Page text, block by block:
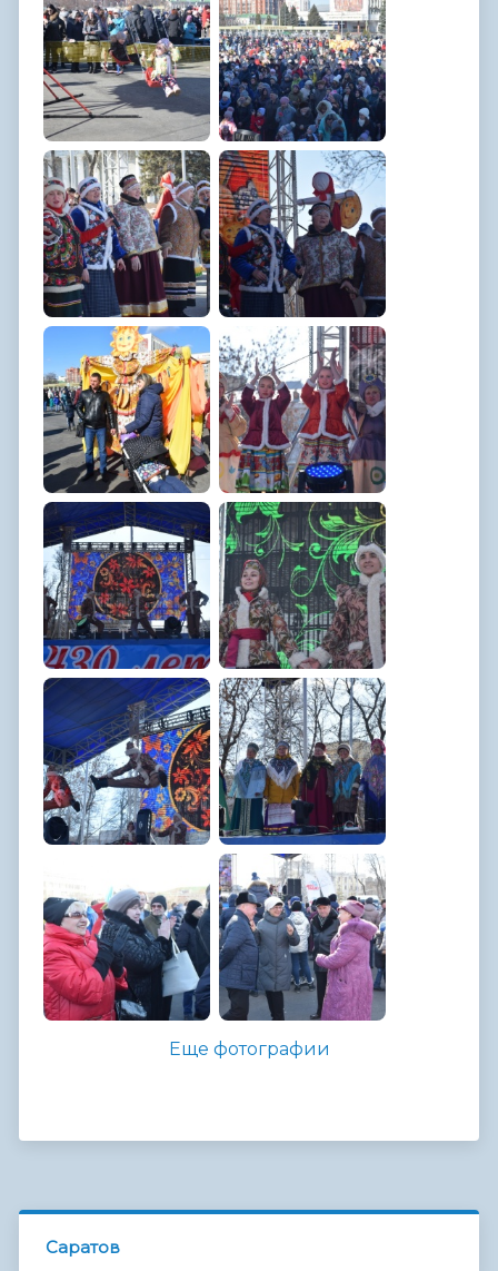
Еще фотографии
Саратов